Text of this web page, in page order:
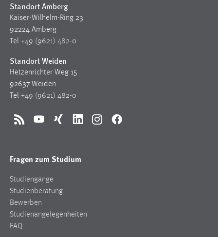
Standort Amberg
Kaiser-Wilhelm-Ring 23
92224 Amberg
Tel +49 (9621) 482-0
Standort Weiden
Hetzenrichter Weg 15
92637 Weiden
Tel +49 (9621) 482-0
RSS YouTubeXing LinkedInInstagramFacebook
Fragen zum Studium
Studiengänge
Studienberatung
Bewerben
Studienangelegenheiten
FAQ